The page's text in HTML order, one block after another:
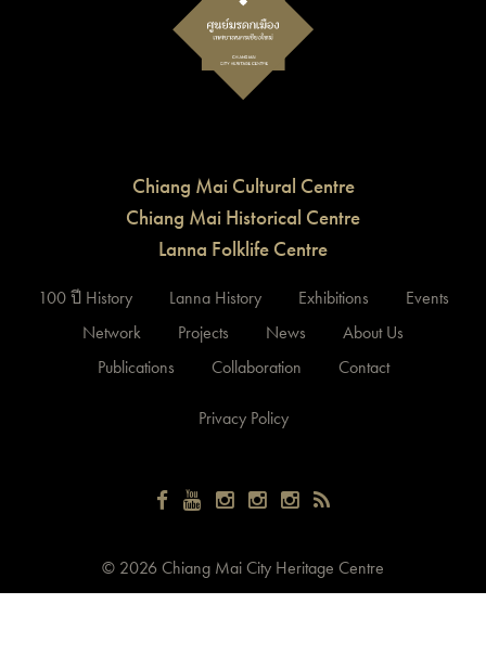
Chiang Mai Cultural Centre
Chiang Mai Historical Centre
Lanna Folklife Centre
100 ปี History Lanna History Exhibitions
Events
Network
Projects News
About Us
Publications
Collaboration Contact
Privacy Policy
© 2026 Chiang Mai City Heritage Centre